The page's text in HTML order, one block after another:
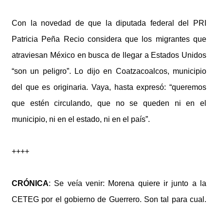
Con la novedad de que la diputada federal del PRI
Patricia Peña Recio considera que los migrantes que
atraviesan México en busca de llegar a Estados Unidos
“son un peligro”. Lo dijo en Coatzacoalcos, municipio
del que es originaria. Vaya, hasta expresó: “queremos
que estén circulando, que no se queden ni en el
municipio, ni en el estado, ni en el país”.
++++
CRÓNICA: Se veía venir: Morena quiere ir junto a la
CETEG por el gobierno de Guerrero. Son tal para cual.